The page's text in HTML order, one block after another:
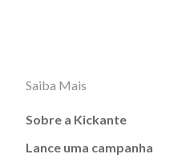
Saiba Mais
Sobre a Kickante
Lance uma campanha